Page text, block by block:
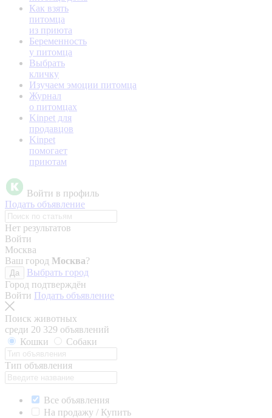
Как взять
питомца
из приюта
Беременность
у питомца
Выбрать
кличку
Изучаем эмоции питомца
Журнал
о питомцах
Kinpet для
продавцов
Kinpet
помогает
приютам
Войти в профиль
Подать объявление
Нет результатов
Войти
Москва
Ваш город Москва?
Да
Выбрать город
Город подтверждён
Войти Подать объявление
Поиск животных
среди 20 329 объявлений
Кошки
Собаки
Тип объявления
Все объявления
На продажу / Купить